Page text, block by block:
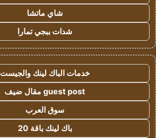
شاي ماتشا
شدات ببجي تمارا
خدمات الباك لينك والجيست
guest post مقال ضيف
سوق العرب
باك لينك باقة 20